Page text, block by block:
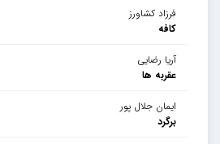
فرزاد کشاورز
کافه
آریا رضایی
عقربه ها
ایمان جلال پور
برگرد